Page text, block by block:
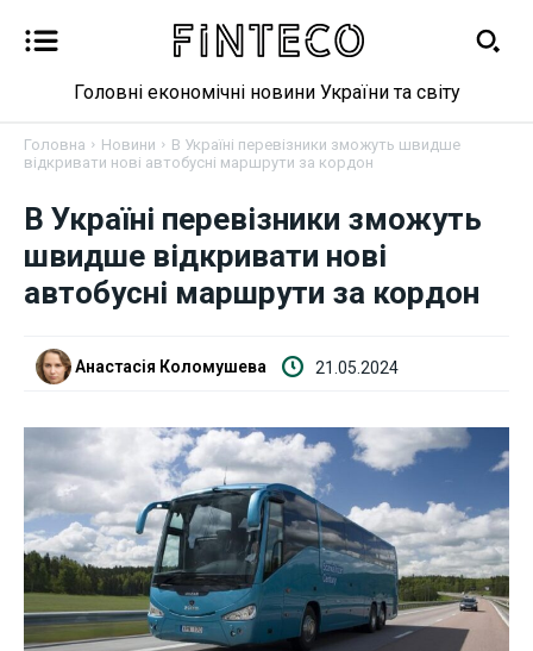
Новини
Бізнес
Криптовалюта
Робота і освіта
Публікації
ФОП
Головні економічні новини України та світу
Головна Новини
В Україні перевізники зможуть швидше
відкривати нові автобусні маршрути за кордон
В Україні перевізники зможуть
швидше відкривати нові
автобусні маршрути за кордон
Анастасія Коломушева 21.05.2024